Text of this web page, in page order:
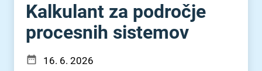
Kalkulant za področje
procesnih sistemov
16. 6. 2026